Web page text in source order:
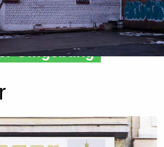
Umgebung